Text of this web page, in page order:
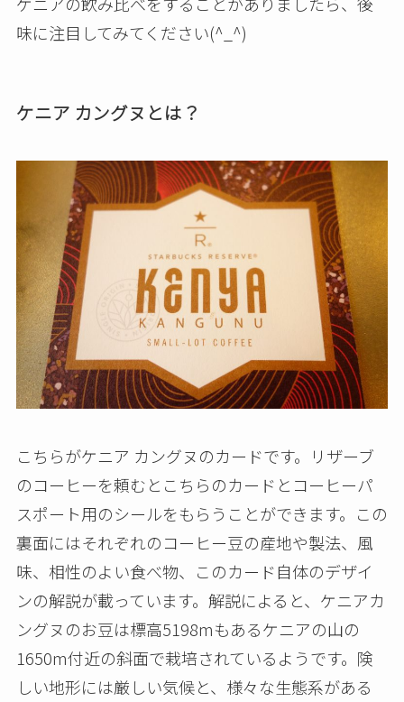
味に注目してみてください(^_^)
ケニア カングヌとは？
こちらがケニア カングヌのカードです。リザーブ
のコーヒーを頼むとこちらのカードとコーヒーパ
スポート用のシールをもらうことができます。この
裏面にはそれぞれのコーヒー豆の産地や製法、風
味、相性のよい食べ物、このカード自体のデザイ
ンの解説が載っています。解説によると、ケニアカ
ングヌのお豆は標高5198mもあるケニアの山の
1650m付近の斜面で栽培されているようです。険
しい地形には厳しい気候と、様々な生態系がある